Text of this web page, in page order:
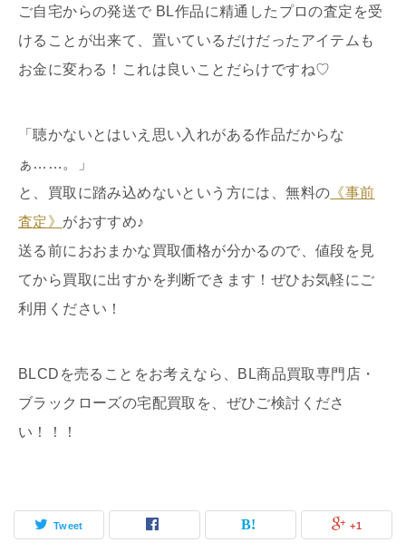
ご自宅からの発送で BL作品に精通したプロの査定を受
けることが出来て、置いているだけだったアイテムも
お金に変わる！これは良いことだらけですね♡
「聴かないとはいえ思い入れがある作品だからな
ぁ……。」
と、買取に踏み込めないという方には、無料の 《事前
査定》 がおすすめ♪
送る前におおまかな買取価格が分かるので、値段を見
てから買取に出すかを判断できます！ぜひお気軽にご
利用ください！
BLCDを売ることをお考えなら、BL商品買取専門店・
ブラックローズの宅配買取を、ぜひご検討くださ
い！！！
Tweet +1